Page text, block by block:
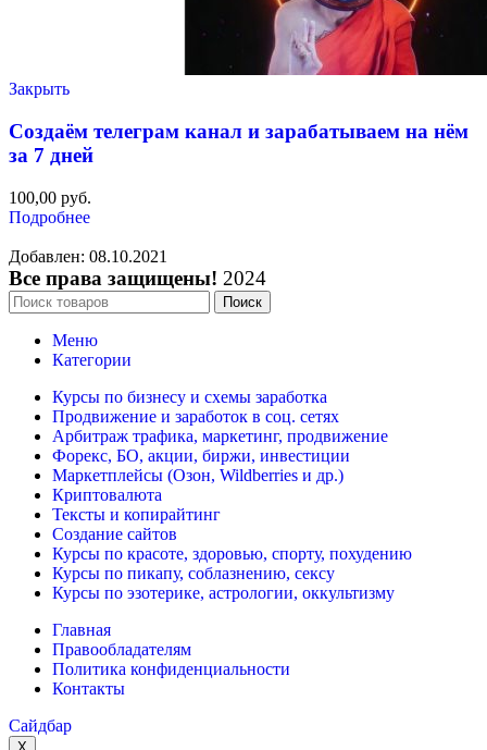
Закрыть
Создаём телеграм канал и зарабатываем на нём
за 7 дней
100,00 руб.
Подробнее
Добавлен: 08.10.2021
Все права защищены! 2024
Поиск
Меню
Категории
Курсы по бизнесу и схемы заработка
Продвижение и заработок в соц. сетях
Арбитраж трафика, маркетинг, продвижение
Форекс, БО, акции, биржи, инвестиции
Маркетплейсы (Озон, Wildberries и др.)
Криптовалюта
Тексты и копирайтинг
Создание сайтов
Курсы по красоте, здоровью, спорту, похудению
Курсы по пикапу, соблазнению, сексу
Курсы по эзотерике, астрологии, оккультизму
Главная
Правообладателям
Политика конфиденциальности
Контакты
Сайдбар